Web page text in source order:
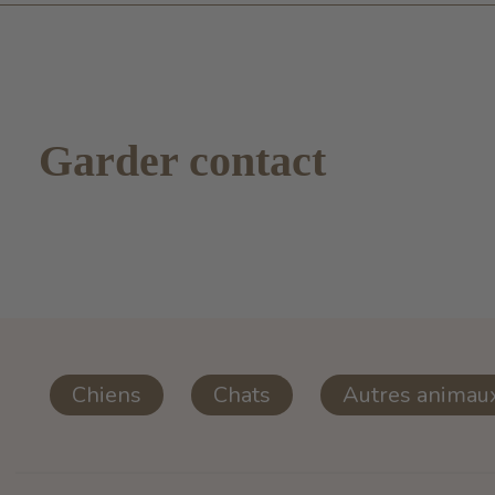
Garder contact
Chiens Chats Autres